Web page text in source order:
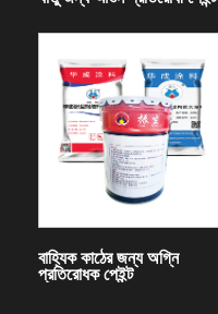
বাহ্যিক কাঠের জন্য অগ্নি
প্রতিরোধক পেইন্ট